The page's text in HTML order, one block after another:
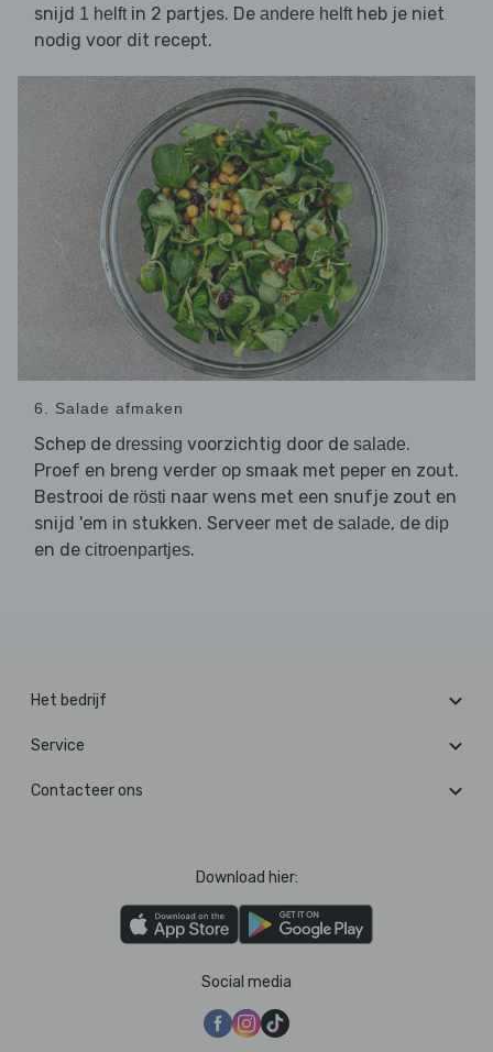
snijd 1 helftin 2 partjes. De andere helftheb je niet
nodig voor dit recept.
6. Salade afmaken
Schep de dressing voorzichtig door de salade.
Proef en breng verder op smaak met peper en zout.
Bestrooi de rösti naar wens met een snufje zout en
snijd 'em in stukken. Serveer met de salade, de dip
en de citroenpartjes.
Het bedrijf
Service
Contacteer ons
Download hier:
Social media